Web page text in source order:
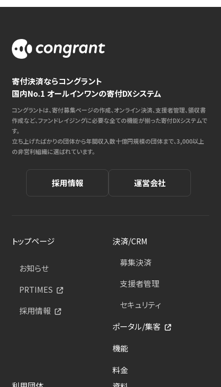
寄付決済ならコングラント
国内No.1 オールインワンの寄付DXシステム
コングラントは、寄付募集ページの作成、オンライン決済、支援者管理、領収書
作成など、ファンドレイジングに必要な全ての機能が揃った寄付DXシステムで
す。
立ち上げたばかりの団体から年間収入数十億円規模の団体まで、3,000以上
の非営利組織に選ばれています。
採用情報 運営会社
トップページ
お知らせ
PRTIMES
採用情報
決済/CRM
募集決済
支援者管理
セキュリティ
ポータル/集客
機能
料金